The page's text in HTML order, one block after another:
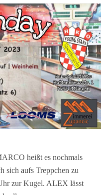
heißt es nochmals
sich aufs Treppchen zu
zur Kugel. ALEX lässt